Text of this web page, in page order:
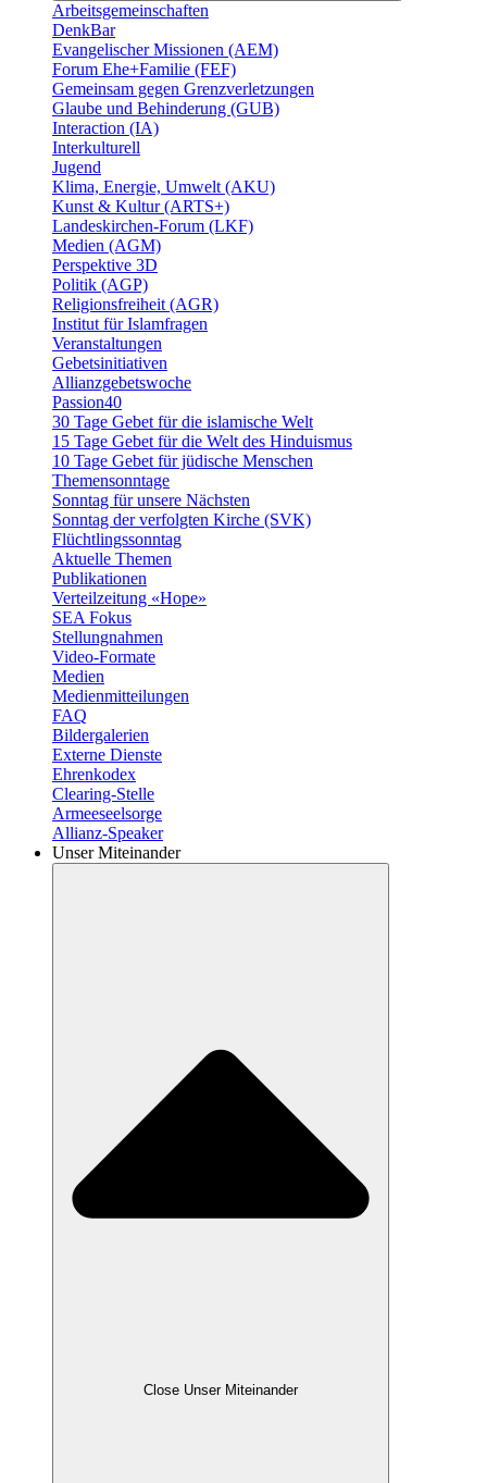
Arbeitsgemeinschaften
DenkBar
Evangelischer Missionen (AEM)
Forum Ehe+Familie (FEF)
Gemeinsam gegen Grenzverletzungen
Glaube und Behinderung (GUB)
Interaction (IA)
Interkulturell
Jugend
Klima, Energie, Umwelt (AKU)
Kunst & Kultur (ARTS+)
Landeskirchen-Forum (LKF)
Medien (AGM)
Perspektive 3D
Politik (AGP)
Religionsfreiheit (AGR)
Institut für Islamfragen
Veranstaltungen
Gebetsinitiativen
Allianzgebetswoche
Passion40
30 Tage Gebet für die islamische Welt
15 Tage Gebet für die Welt des Hinduismus
10 Tage Gebet für jüdische Menschen
Themensonntage
Sonntag für unsere Nächsten
Sonntag der verfolgten Kirche (SVK)
Flüchtlingssonntag
Aktuelle Themen
Publikationen
Verteilzeitung «Hope»
SEA Fokus
Stellungnahmen
Video-Formate
Medien
Medienmitteilungen
FAQ
Bildergalerien
Externe Dienste
Ehrenkodex
Clearing-Stelle
Armeeseelsorge
Allianz-Speaker
Unser Miteinander
Close Unser Miteinander